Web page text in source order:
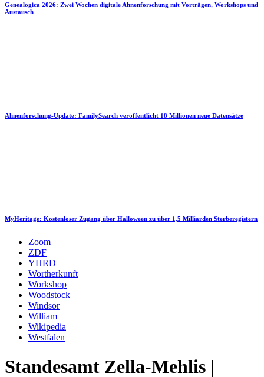
Genealogica 2026: Zwei Wochen digitale Ahnenforschung mit Vorträgen, Workshops und
Austausch
Ahnenforschung-Update: FamilySearch veröffentlicht 18 Millionen neue Datensätze
MyHeritage: Kostenloser Zugang über Halloween zu über 1,5 Milliarden Sterberegistern
Zoom
ZDF
YHRD
Wortherkunft
Workshop
Woodstock
Windsor
William
Wikipedia
Westfalen
Standesamt Zella-Mehlis |